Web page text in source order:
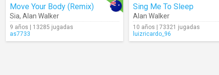
Move Your Body (Remix)
Sia, Alan Walker
9 años | 13285 jugadas
as7733
Sing Me To Sleep
Alan Walker
10 años | 73321 jugadas
luizricardo_96